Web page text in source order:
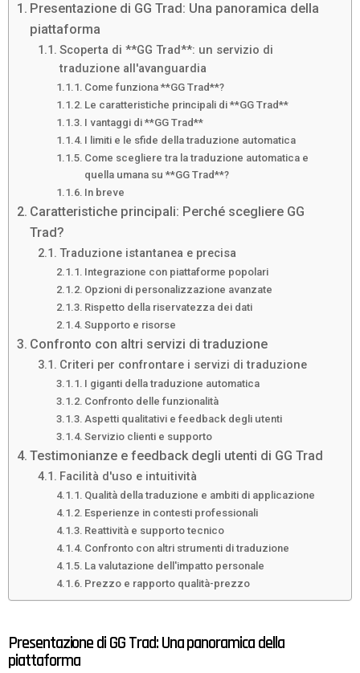
Presentazione di GG Trad: Una panoramica della
piattaforma
Scoperta di **GG Trad**: un servizio di
traduzione all'avanguardia
Come funziona **GG Trad**?
Le caratteristiche principali di **GG Trad**
I vantaggi di **GG Trad**
I limiti e le sfide della traduzione automatica
Come scegliere tra la traduzione automatica e
quella umana su **GG Trad**?
In breve
Caratteristiche principali: Perché scegliere GG
Trad?
Traduzione istantanea e precisa
Integrazione con piattaforme popolari
Opzioni di personalizzazione avanzate
Rispetto della riservatezza dei dati
Supporto e risorse
Confronto con altri servizi di traduzione
Criteri per confrontare i servizi di traduzione
I giganti della traduzione automatica
Confronto delle funzionalità
Aspetti qualitativi e feedback degli utenti
Servizio clienti e supporto
Testimonianze e feedback degli utenti di GG Trad
Facilità d'uso e intuitività
Qualità della traduzione e ambiti di applicazione
Esperienze in contesti professionali
Reattività e supporto tecnico
Confronto con altri strumenti di traduzione
La valutazione dell'impatto personale
Prezzo e rapporto qualità-prezzo
Presentazione di GG Trad: Una panoramica della
piattaforma